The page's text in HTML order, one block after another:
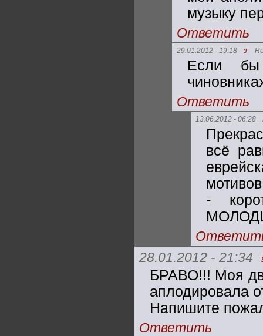
музыку
Ответить
29.01.2012 - 19:18 з
Если
Ответить
13.06.2012 - 06:28
всё
-
28.01.2012 - 21:34
БРАВО!!! Моя
аплодировала
Напишите
Ответить